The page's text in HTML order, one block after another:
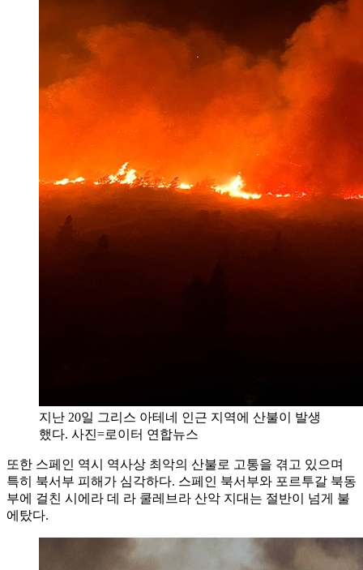
지난 20일 그리스 아테네 인근 지역에 산불이 발생
했다. 사진=로이터 연합뉴스
또한 스페인 역시 역사상 최악의 산불로 고통을 겪고 있으며
특히 북서부 피해가 심각하다. 스페인 북서부와 포르투갈 북동
부에 걸친 시에라 데 라 쿨레브라 산악 지대는 절반이 넘게 불
에탔다.